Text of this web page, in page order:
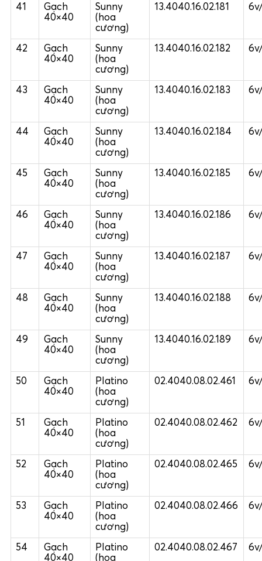
41
Gạch
40×40
Sunny
(hoa
cương)
13.4040.16.02.181
42
Gạch
40×40
Sunny
(hoa
cương)
13.4040.16.02.182
43
Gạch
40×40
Sunny
(hoa
cương)
13.4040.16.02.183
44
Gạch
40×40
Sunny
(hoa
cương)
13.4040.16.02.184
45
Gạch
40×40
Sunny
(hoa
cương)
13.4040.16.02.185
46
Gạch
40×40
Sunny
(hoa
cương)
13.4040.16.02.186
47
Gạch
40×40
Sunny
(hoa
cương)
13.4040.16.02.187
48
Gạch
40×40
Sunny
(hoa
cương)
13.4040.16.02.188
49
Gạch
40×40
Sunny
(hoa
cương)
13.4040.16.02.189
50
Gạch
40×40
Platino
(hoa
cương)
02.4040.08.02.461
51
Gạch
40×40
Platino
(hoa
cương)
02.4040.08.02.462
52
Gạch
40×40
Platino
(hoa
cương)
02.4040.08.02.465
53
Gạch
40×40
Platino
(hoa
cương)
02.4040.08.02.466
54
Gạch
40×40
Platino
(hoa
02.4040.08.02.467